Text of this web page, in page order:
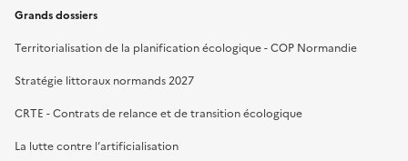
Grands dossiers
Territorialisation de la planification écologique - COP Normandie
Stratégie littoraux normands 2027
CRTE - Contrats de relance et de transition écologique
La lutte contre l’artificialisation